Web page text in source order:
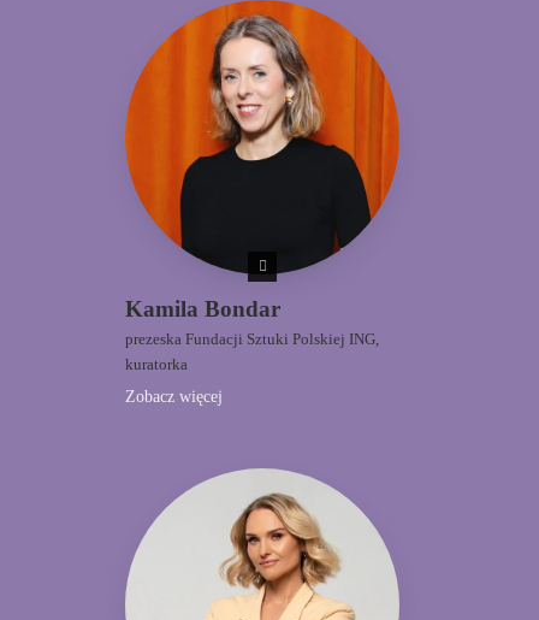
Kamila Bondar
prezeska Fundacji Sztuki Polskiej ING,
kuratorka
Zobacz więcej